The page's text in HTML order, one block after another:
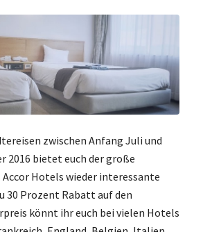
zwischen Anfang Juli und
2016 bietet euch der große
Hotels wieder interessante
30 Prozent Rabatt auf den
könnt ihr euch bei vielen Hotels